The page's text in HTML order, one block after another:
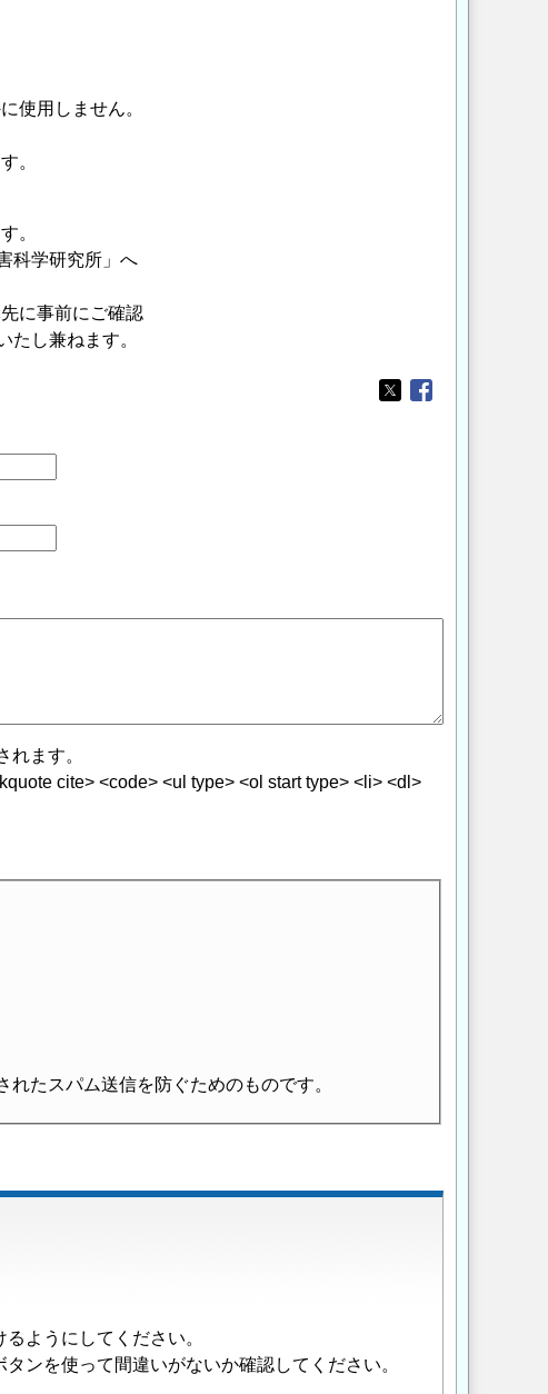
使用しません。
。
。
科学研究所」へ
に事前にご確認
し兼ねます。
Opens in a new
Opens in a new
ます。
cite> <code> <ul type> <ol start type> <li> <dl>
たスパム送信を防ぐためのものです。
ようにしてください。
ンを使って間違いがないか確認してください。